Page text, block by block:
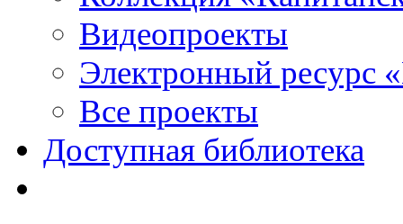
Видеопроекты
Электронный ресурс
Все проекты
Доступная библиотека